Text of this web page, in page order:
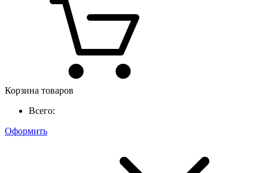
Корзина товаров
Всего:
Оформить